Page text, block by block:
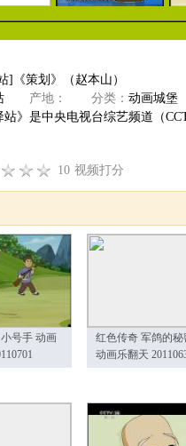
]《策划》（赵本山）
产地： 分类： 动画城堡
站》是中央电视台综艺频道（
10 视频打分
号手 动画
红色传奇 军鸽的秘
动画乐翻天